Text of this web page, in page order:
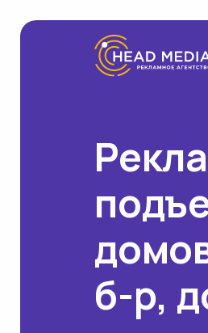
б-р,